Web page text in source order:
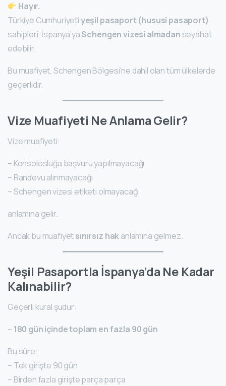
Hayır.
Türkiye Cumhuriyetiyeşil pasaport (hususi pasaport)
sahipleri, İspanya’yaSchengen vizesi almadan seyahat
edebilir.
Bu muafiyet, Schengen Bölgesi’ne dahil olan tüm ülkelerde
geçerlidir.
Vize Muafiyeti Ne Anlama Gelir?
Vize muafiyeti:
– Konsolosluğa başvuru yapılmayacağı
– Randevu alınmayacağı
– Schengen vizesi etiketi olmayacağı
anlamına gelir.
Ancak bu muafiyetsınırsız hakanlamına gelmez.
Yeşil Pasaportla İspanya’da Ne Kadar
Kalınabilir?
Geçerli kural şudur:
– 180 gün içinde toplam en fazla 90 gün
Bu süre:
– Tek girişte 90 gün
– Birden fazla girişte parça parça